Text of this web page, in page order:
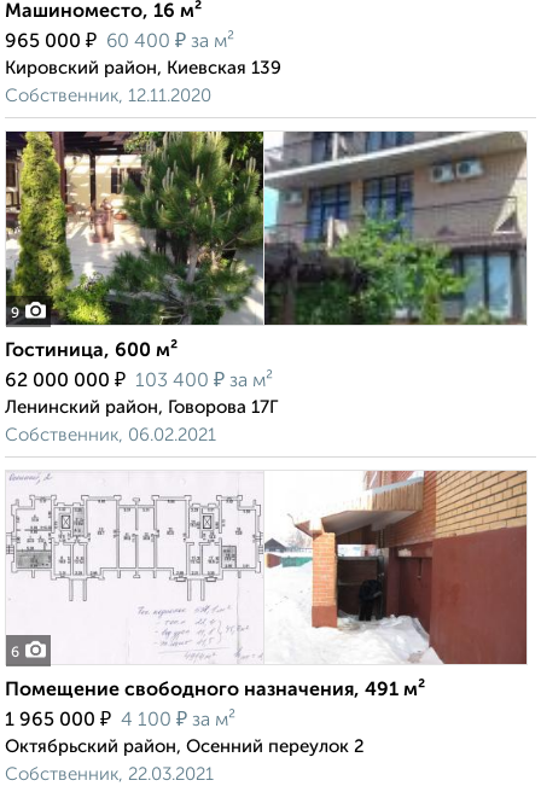
Машиноместо, 16 м²
965 000 ₽ 60 400 ₽ за м²
Кировский район, Киевская 139
Собственник, 12.11.2020
9
Гостиница, 600 м²
62 000 000 ₽ 103 400 ₽ за м²
Ленинский район, Говорова 17Г
Собственник, 06.02.2021
6
Помещение свободного назначения, 491 м²
1 965 000 ₽ 4 100 ₽ за м²
Октябрьский район, Осенний переулок 2
Собственник, 22.03.2021